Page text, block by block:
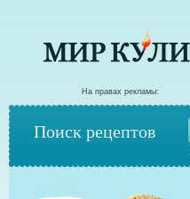
На правах рекламы:
Поиск рецептов